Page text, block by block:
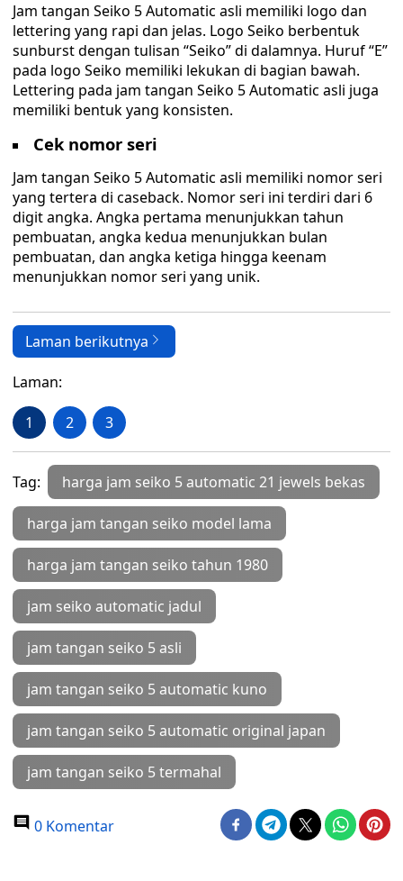
Jam tangan Seiko 5 Automatic asli memiliki logo dan
lettering yang rapi dan jelas. Logo Seiko berbentuk
sunburst dengan tulisan “Seiko” di dalamnya. Huruf “E”
pada logo Seiko memiliki lekukan di bagian bawah.
Lettering pada jam tangan Seiko 5 Automatic asli juga
memiliki bentuk yang konsisten.
Cek nomor seri
Jam tangan Seiko 5 Automatic asli memiliki nomor seri
yang tertera di caseback. Nomor seri ini terdiri dari 6
digit angka. Angka pertama menunjukkan tahun
pembuatan, angka kedua menunjukkan bulan
pembuatan, dan angka ketiga hingga keenam
menunjukkan nomor seri yang unik.
Laman berikutnya
Laman:
1 2 3
Tag: harga jam seiko 5 automatic 21 jewels bekas
harga jam tangan seiko model lama
harga jam tangan seiko tahun 1980
jam seiko automatic jadul
jam tangan seiko 5 asli
jam tangan seiko 5 automatic kuno
jam tangan seiko 5 automatic original japan
jam tangan seiko 5 termahal
0 Komentar